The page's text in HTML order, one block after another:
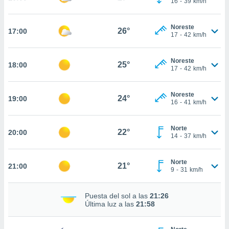
de que
sean
el sitio
para
ni para
aunque
no
17:00 26°
Noreste
17 - 42 km/h
18:00 25°
Noreste
17 - 42 km/h
19:00 24°
Noreste
16 - 41 km/h
20:00 22°
Norte
14 - 37 km/h
21:00 21°
Norte
9 - 31 km/h
Puesta del sol a las 21:26
Última luz a las 21:58